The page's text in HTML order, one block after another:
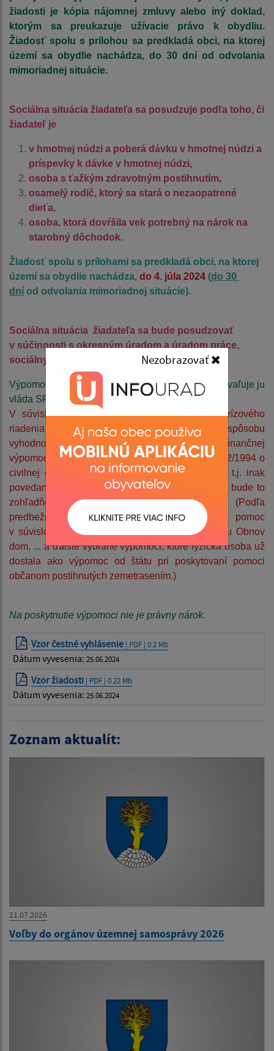
Nezobrazovať
žiadosti je kópia nájomnej zmluvy alebo iný doklad,
ktorým sa preukazuje užívacie právo k obydliu.
Žiadosť spolu s prílohou sa predkladá obci, na ktorej
území sa obydlie nachádza, do 30 dní od odvolania
mimoriadnej situácie.
Sociálna situácia žiadateľa sa posudzuje podľa toho, či
žiadateľ je
v hmotnej núdzi a poberá dávku v hmotnej núdzi a
príspevky k dávke v hmotnej núdzi,
osoba s ťažkým zdravotným postihnutím,
osamelý rodič, ktorý sa stará o nezaopatrené
dieťa,
osoba, ktorá dovŕšila vek potrebný na nárok na
starobný dôchodok.
Žiadosť spolu s prílohami sa predkladá obci, na ktorej
území sa obydlie nachádza, do 4. júla 2024 (do 30
dní od odvolania mimoriadnej situácie).
Sociálna situácia žiadateľa sa bude posudzovať
v súčinnosti s okresným úradom a úradom práce,
sociálnych vecí a rodiny.
Výpomoc sa poskytuje zo štátneho rozpočtu a schvaľuje ju
vláda SR.
V súvislosti s tým upozorňujeme, že Sekcia krízového
riadenia MV SR pripravuje usmernenie k spôsobu
vyhodnocovania a poskytovania jednorazovej finančnej
výpomoci po zemetrasení v zmysle §28 zákona 42/1994 o
civilnej ochrane v znení neskorších predpisov, t.j. inak
povedané, ak niekto už dostal výpomoc od štátu, bude to
zohľadňované pri posudzovaní žiadosti. (Podľa
predbežných informácií ide napr. o štátnu pomoc
v súvislosti s mimoriadnou výzvou č. 5 programu Obnov
dom, ... a ďalšie vybrané výpomoci, ktoré fyzická osoba už
dostala ako výpomoc od štátu pri poskytovaní pomoci
občanom postihnutých zemetrasením.)
Na poskytnutie výpomoci nie je právny nárok.
Vzor čestné vyhlásenie | PDF | 0.2 Mb
Dátum vyvesenia: 25.06.2024
Vzor žiadosti | PDF | 0.22 Mb
Dátum vyvesenia: 25.06.2024
Zoznam aktualít:
21.07.2026
Voľby do orgánov územnej samosprávy 2026